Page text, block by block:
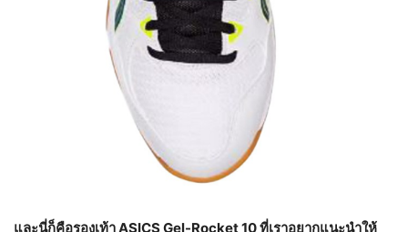
และนี่ก็คือรองเท้าASICS Gel-Rocket 10 ที่เราอยากแนะนำให้